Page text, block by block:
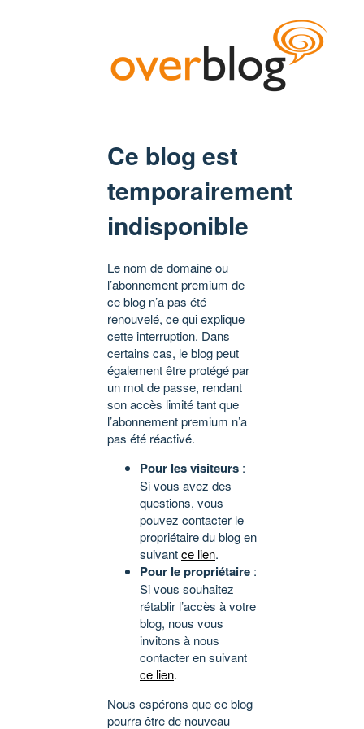
Ce blog est
temporairement
indisponible
Le nom de domaine ou
l’abonnement premium de
ce blog n’a pas été
renouvelé, ce qui explique
cette interruption. Dans
certains cas, le blog peut
également être protégé par
un mot de passe, rendant
son accès limité tant que
l’abonnement premium n’a
pas été réactivé.
Pour les visiteurs :
Si vous avez des
questions, vous
pouvez contacter le
propriétaire du blog en
suivantce lien.
Pour le propriétaire :
Si vous souhaitez
rétablir l’accès à votre
blog, nous vous
invitons à nous
contacter en suivant
ce lien.
Nous espérons que ce blog
pourra être de nouveau